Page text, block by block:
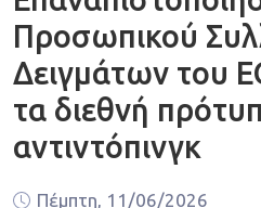
Προσωπικού
Δειγμάτων του
τα διεθνή
αντιντόπινγκ
Πέμπτη, 11/06/2026